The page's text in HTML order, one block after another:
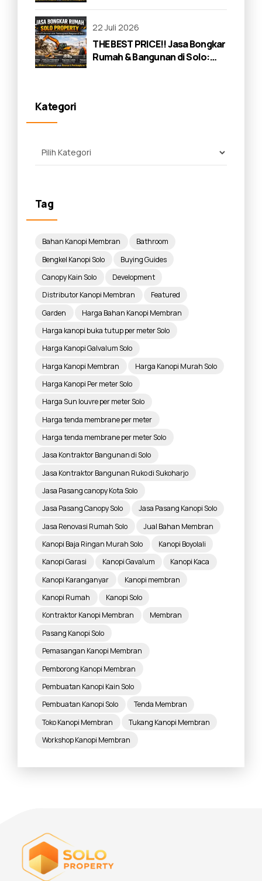
22 Juli 2026
THE BEST PRICE!! Jasa Bongkar
Rumah & Bangunan di Solo:
Kategori
Tag
Bahan Kanopi Membran
Bathroom
Bengkel Kanopi Solo
Buying Guides
Canopy Kain Solo
Development
Distributor Kanopi Membran
Featured
Garden
Harga Bahan Kanopi Membran
Harga kanopi buka tutup per meter Solo
Harga Kanopi Galvalum Solo
Harga Kanopi Membran
Harga Kanopi Murah Solo
Harga Kanopi Per meter Solo
Harga Sun louvre per meter Solo
Harga tenda membrane per meter
Harga tenda membrane per meter Solo
Jasa Kontraktor Bangunan di Solo
Jasa Kontraktor Bangunan Ruko di Sukoharjo
Jasa Pasang canopy Kota Solo
Jasa Pasang Canopy Solo
Jasa Pasang Kanopi Solo
Jasa Renovasi Rumah Solo
Jual Bahan Membran
Kanopi Baja Ringan Murah Solo
Kanopi Boyolali
Kanopi Garasi
Kanopi Gavalum
Kanopi Kaca
Kanopi Karanganyar
Kanopi membran
Kanopi Rumah
Kanopi Solo
Kontraktor Kanopi Membran
Membran
Pasang Kanopi Solo
Pemasangan Kanopi Membran
Pemborong Kanopi Membran
Pembuatan Kanopi Kain Solo
Pembuatan Kanopi Solo
Tenda Membran
Toko Kanopi Membran
Tukang Kanopi Membran
Workshop Kanopi Membran